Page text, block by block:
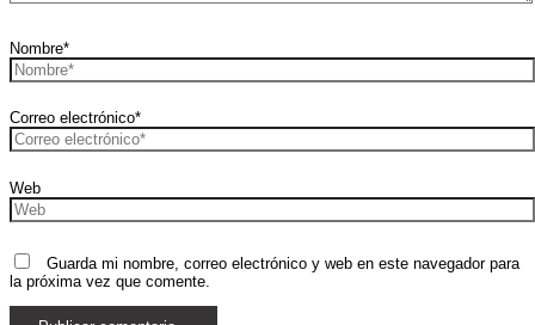
Nombre*
Correo electrónico*
Web
Guarda mi nombre, correo electrónico y web en este navegador para
la próxima vez que comente.